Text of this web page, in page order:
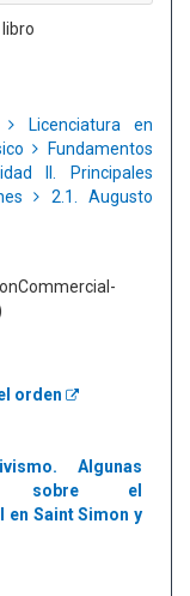
Licenciatura en
Fundamentos
II. Principales
2.1. Augusto
orden
Algunas
sobre el
en Saint Simon y